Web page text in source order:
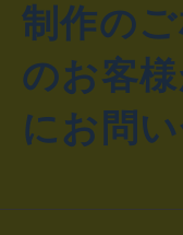
制作の
のお客
にお問